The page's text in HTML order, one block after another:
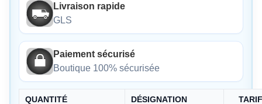
Livraison rapide
GLS
Paiement sécurisé
Boutique 100% sécurisée
QUANTITÉ DÉSIGNATION